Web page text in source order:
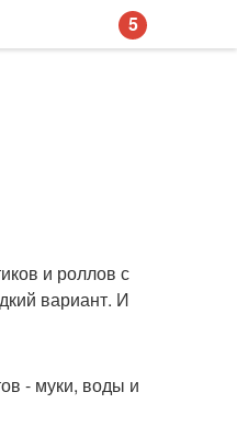
и роллов с
вариант. И
- муки, воды и
5